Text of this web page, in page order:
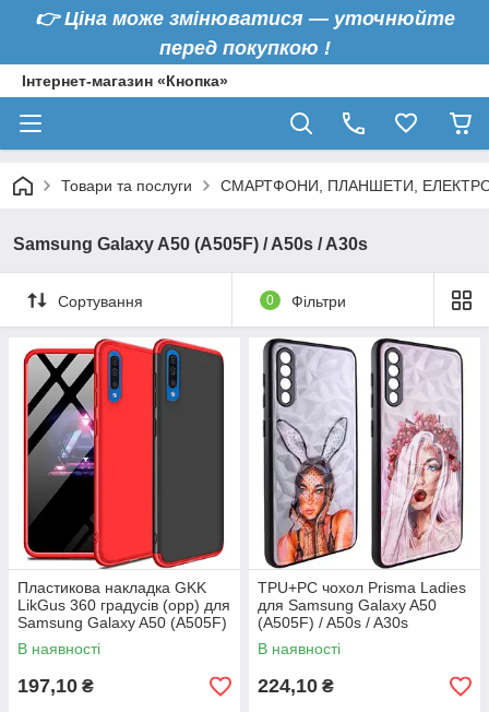
👉Ціна може змінюватися — уточнюйте
перед покупкою !
Інтернет-магазин «Кнопка»
Товари та послуги СМАРТФОНИ, ПЛАНШЕТИ,
Samsung Galaxy A50 (A505F) / A50s / A30s
Сортування 0 Фільтри
Пластикова накладка GKK
LikGus 360 градусів (opp) для
Samsung Galaxy A50 (A505F)
/ A50s / A30s
В наявності
197,10 ₴
TPU+PC чохол Prisma Ladies
для Samsung Galaxy A50
(A505F) / A50s / A30s
В наявності
224,10 ₴